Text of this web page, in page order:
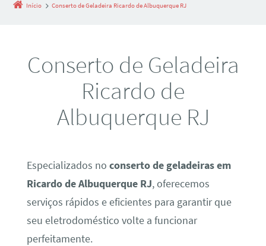
Início Conserto de Geladeira Ricardo de Albuquerque RJ
Conserto de Geladeira
Ricardo de
Albuquerque RJ
Especializados no conserto de geladeiras em
Ricardo de Albuquerque RJ, oferecemos
serviços rápidos e eficientes para garantir que
seu eletrodoméstico volte a funcionar
perfeitamente.